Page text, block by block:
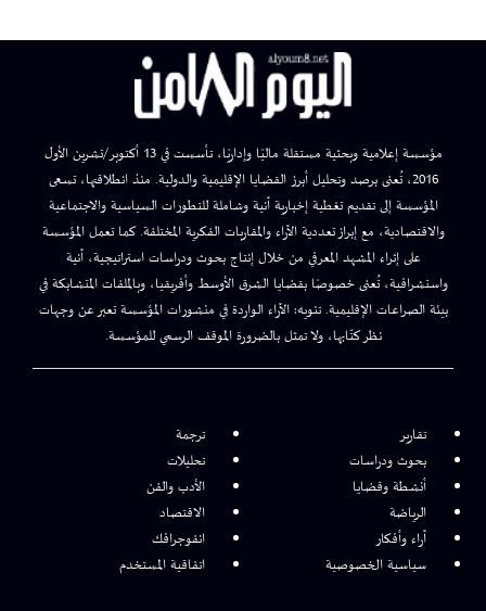
مؤسسة إعلامية وبحثية مستقلة ماليًا وإداريًا، تأسست في 13 أكتوبر/تشرين الأول
2016، تُعنى برصد وتحليل أبرز القضايا الإقليمية والدولية. منذ انطلاقتها، تسعى
المؤسسة إلى تقديم تغطية إخبارية آنية وشاملة للتطورات السياسية والاجتماعية
والاقتصادية، مع إبراز تعددية الآراء والمقاربات الفكرية المختلفة. كما تعمل المؤسسة
على إثراء المشهد المعرفي من خلال إنتاج بحوث ودراسات استراتيجية، آنية
واستشرافية، تُعنى خصوصًا بقضايا الشرق الأوسط وأفريقيا، وبالملفات المتشابكة في
بيئة الصراعات الإقليمية. تنويه: الآراء الواردة في منشورات المؤسسة تعبر عن وجهات
نظر كتّابها، ولا تمثل بالضرورة الموقف الرسمي للمؤسسة.
تقارير
ترجمة
بحوث ودراسات
تحليلات
أنشطة وقضايا
الأدب والفن
الرياضة
الاقتصاد
آراء وأفكار
انفوجرافك
سياسية الخصوصية
اتفاقية المستخدم